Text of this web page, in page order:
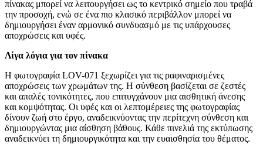
πίνακας μπορεί να λειτουργήσει ως το κεντρικό σημείο που τραβά
την προσοχή, ενώ σε ένα πιο κλασικό περιβάλλον μπορεί να
δημιουργήσει έναν αρμονικό συνδυασμό με τις υπάρχουσες
αποχρώσεις και υφές.
Λίγα λόγια για τον πίνακα
Η φωτογραφία LOV-071 ξεχωρίζει για τις ραφιναρισμένες
αποχρώσεις των χρωμάτων της. Η σύνθεση βασίζεται σε ζεστές
και απαλές τονικότητες, που επιτυγχάνουν μια αισθητική άνεσης
και κομψότητας. Οι υφές και οι λεπτομέρειες της φωτογραφίας
δίνουν ζωή στο έργο, αναδεικνύοντας την περίτεχνη σύνθεση και
δημιουργώντας μια αίσθηση βάθους. Κάθε πινελιά της εκτύπωσης
αναδεικνύει τη δημιουργικότητα και την ευαισθησία του θέματος.